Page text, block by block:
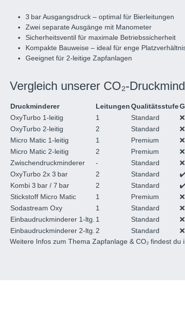
3 bar Ausgangsdruck – optimal für Bierleitungen
Zwei separate Ausgänge mit Manometer
Sicherheitsventil für maximale Betriebssicherheit
Kompakte Bauweise – ideal für enge
Geeignet für 2-leitige Zapfanlagen
Vergleich unserer CO₂-
Druckminderer LeitungenQualitätsstufe
OxyTurbo 1-leitig
1 Standard ❌
OxyTurbo 2-leitig
2 Standard ❌
Micro Matic 1-leitig
1 Premium ❌
Micro Matic 2-leitig
2 Premium ❌
Zwischendruckminderer
- Standard ❌
OxyTurbo 2x 3 bar
2 Standard
Kombi 3 bar / 7 bar
2 Standard
Stickstoff Micro Matic
1 Premium ❌
Sodastream Oxy
1 Standard ❌
Einbaudruckminderer 1-ltg. 1 Standard ❌
Einbaudruckminderer 2-ltg.2 Standard ❌
Weitere Infos zum Thema Zapfanlage & CO₂ findest du